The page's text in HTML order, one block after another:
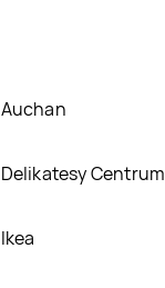
Auchan
Delikatesy Centrum
Ikea